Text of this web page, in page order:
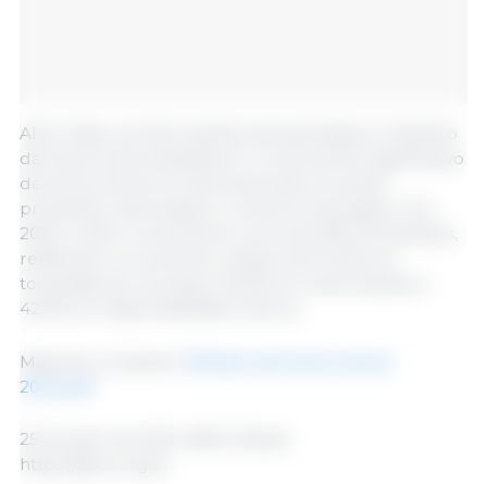
Além disso, as informações apresentadas no Retrato
da Suinocultura destacam o crescimento significativo
da suinocultura em diversas áreas, incluindo
produção, exportação e consumo doméstico. Em
2023, o setor movimentou cerca de R$ 371,6 bilhões,
refletindo um aumento notável de 54,4% em
toneladas de carcaças; 130,3% em exportações e
42,3% em disponibilidade interna.
Material completo:
2024.pdf
25 de abril de 2024 ABCS /Brasil.
https://abcs.org.br